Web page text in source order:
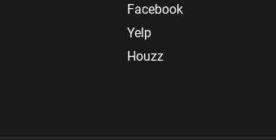
Facebook
Yelp
Houzz